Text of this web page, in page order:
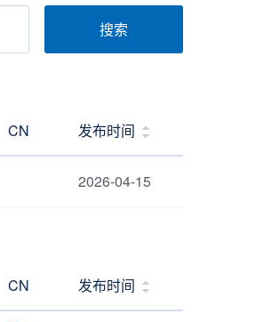
搜索
CN 发布时间
2026-04-15
CN 发布时间